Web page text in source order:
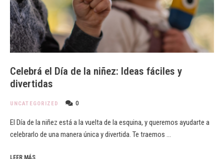
Celebrá el Día de la niñez: Ideas fáciles y
divertidas
UNCATEGORIZED 0
El Día de la niñez está a la vuelta de la esquina, y queremos ayudarte a
celebrarlo de una manera única y divertida. Te traemos …
LEER MÁS